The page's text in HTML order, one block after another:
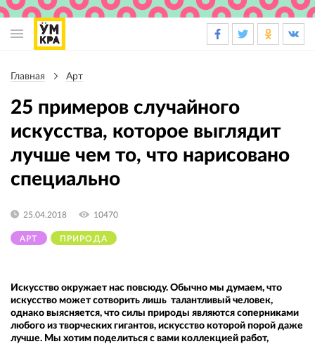
навигации
Главная Арт
25 примеров случайного
искусства, которое выглядит
лучше чем то, что нарисовано
специально
АРТ ПРИРОДА
25.04.2018 10470
Искусство окружает нас повсюду. Обычно мы думаем, что
искусство может сотворить лишь талантливый человек,
однако выясняется, что силы природы являются соперниками
любого из творческих гигантов, искусство которой порой даже
лучше. Мы хотим поделиться с вами коллекцией работ,